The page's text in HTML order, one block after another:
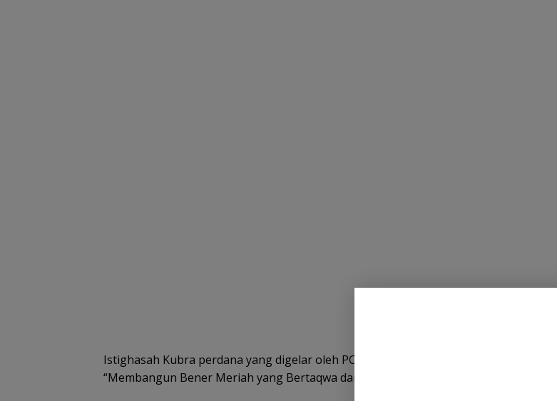
Istighasah Kubra perdana yang digelar oleh PCNU Bener Meriah ini mengusung tema
“Membangun Bener Meriah yang Bertaqwa dan Sejahtera”.